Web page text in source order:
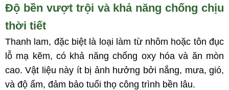
Độ bền vượt trội và khả năng chống chịu
thời tiết
Thanh lam, đặc biệt là loại làm từ nhôm hoặc tôn đục
lỗ mạ kẽm, có khả năng chống oxy hóa và ăn mòn
cao. Vật liệu này ít bị ảnh hưởng bởi nắng, mưa, gió,
và độ ẩm, đảm bảo tuổi thọ công trình bền lâu.